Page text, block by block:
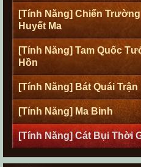
[Tính Năng] Chiến Trường
Huyết Ma
[Tính Năng] Tam Quốc
Hồn
[Tính Năng] Bát Quái Trận
[Tính Năng] Ma Binh
[Tính Năng] Cát Bụi Thời